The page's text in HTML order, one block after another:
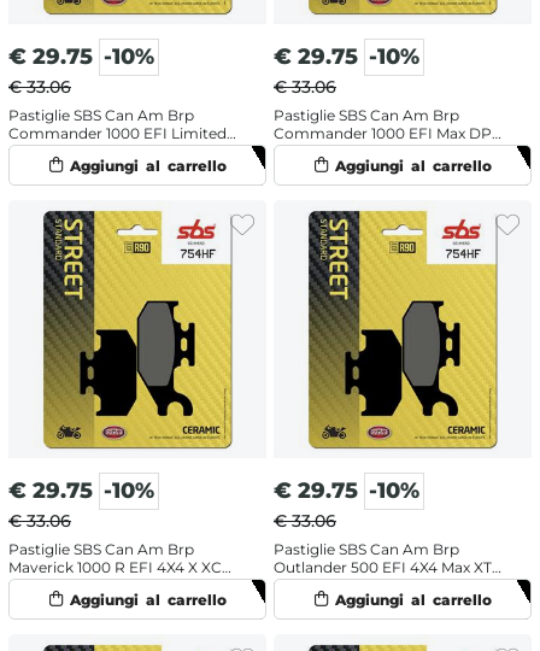
€ 29.75 -10%
€ 33.06
Pastiglie SBS Can Am Brp
Commander 1000 EFI Limited
DPS (2016-2017) posteriori
ceramiche
€ 29.75 -10%
€ 33.06
Pastiglie SBS Can Am Brp
Commander 1000 EFI Max DPS
(2014-2017) posteriori ceramiche
€ 29.75 -10%
€ 33.06
Pastiglie SBS Can Am Brp
Maverick 1000 R EFI 4X4 X XC
DPS (2014-2018) posteriori
ceramiche
€ 29.75 -10%
€ 33.06
Pastiglie SBS Can Am Brp
Outlander 500 EFI 4X4 Max XT
(2009-2012) posteriori
ceramiche